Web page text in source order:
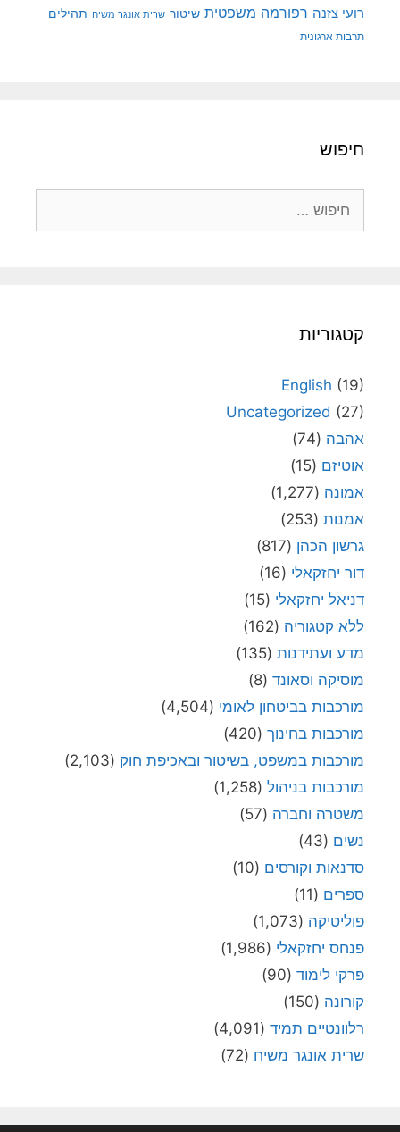
רועי צזנה רפורמה משפטית שיטור שרית אונגר משיח תהילים
תרבות ארגונית
חיפוש
קטגוריות
English (19)
Uncategorized (27)
אהבה (74)
אוטיזם (15)
אמונה (1,277)
אמנות (253)
גרשון הכהן (817)
דור יחזקאלי (16)
דניאל יחזקאלי (15)
ללא קטגוריה (162)
מדע ועתידנות (135)
מוסיקה וסאונד (8)
מורכבות בביטחון לאומי (4,504)
מורכבות בחינוך (420)
מורכבות במשפט, בשיטור ובאכיפת חוק (2,103)
מורכבות בניהול (1,258)
משטרה וחברה (57)
נשים (43)
סדנאות וקורסים (10)
ספרים (11)
פוליטיקה (1,073)
פנחס יחזקאלי (1,986)
פרקי לימוד (90)
קורונה (150)
רלוונטיים תמיד (4,091)
שרית אונגר משיח (72)